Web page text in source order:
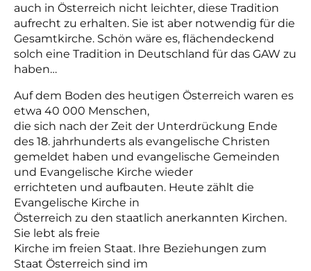
auch in Österreich nicht leichter, diese Tradition
aufrecht zu erhalten. Sie ist aber notwendig für die
Gesamtkirche. Schön wäre es, flächendeckend
solch eine Tradition in Deutschland für das GAW zu
haben…
Auf dem Boden des heutigen Österreich waren es
etwa 40 000 Menschen,
die sich nach der Zeit der Unterdrückung Ende
des 18. jahrhunderts als evangelische Christen
gemeldet haben und evangelische Gemeinden
und Evangelische Kirche wieder
errichteten und aufbauten. Heute zählt die
Evangelische Kirche in
Österreich zu den staatlich anerkannten Kirchen.
Sie lebt als freie
Kirche im freien Staat. Ihre Beziehungen zum
Staat Österreich sind im